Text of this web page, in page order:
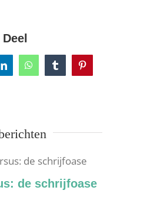
Deel
LinkedInWhatsAppTumblrPinterest
de schrijfoase